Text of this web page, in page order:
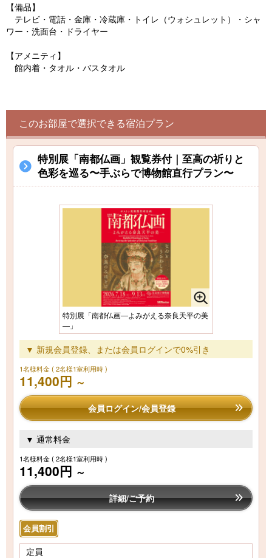
u
s
【備品】
テレビ・電話・金庫・冷蔵庫・トイレ（ウォシュレット）・シャ
ワー・洗面台・ドライヤー
【アメニティ】
館内着・タオル・バスタオル
このお部屋で選択できる宿泊プラン
特別展「南都仏画」観覧券付｜至高の祈りと
色彩を巡る〜手ぶらで博物館直行プラン〜
特別展「南都仏画―よみがえる奈良天平の美
―」
▼ 新規会員登録、または会員ログインで0%引き
1名様料金( 2名様1室利用時 )
11,400円 ～
会員ログイン/会員登録
▼ 通常料金
1名様料金( 2名様1室利用時 )
11,400円 ～
詳細/ご予約
会員割引
定員